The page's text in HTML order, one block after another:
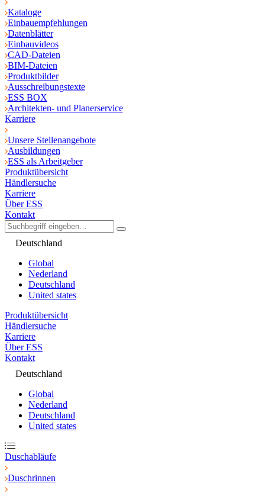
Kataloge
Einbauempfehlungen
Datenblätter
Einbauvideos
CAD-Dateien
BIM-Dateien
Produktbilder
Ausschreibungstexte
ESS BOX
Architekten- und Planerservice
Karriere
Unsere Stellenangebote
Ausbildungen
ESS als Arbeitgeber
Produktübersicht
Händlersuche
Karriere
Über ESS
Kontakt
Deutschland
Global
Nederland
Deutschland
United states
Produktübersicht
Händlersuche
Karriere
Über ESS
Kontakt
Deutschland
Global
Nederland
Deutschland
United states
Duschabläufe
Duschrinnen